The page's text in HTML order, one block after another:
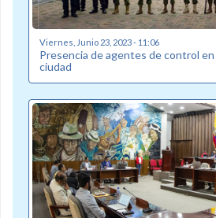
Viernes, Junio 23, 2023 - 11:06
Presencia de agentes de control en
ciudad